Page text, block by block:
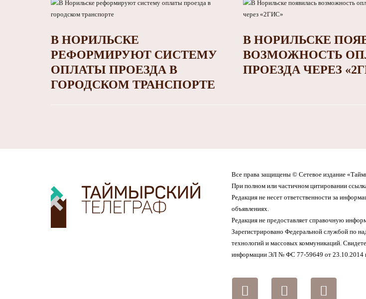
В НОРИЛЬСКЕ
РЕФОРМИРУЮТ СИСТЕМУ
ОПЛАТЫ ПРОЕЗДА В
ГОРОДСКОМ ТРАНСПОРТЕ
В НОРИЛЬСКЕ
ВОЗМОЖНОСТЬ
ПРОЕЗДА ЧЕРЕЗ
Все права защищены © Сетевое издание
При полном или частичном цитировании
Редакция не несет ответственности за
объявлениях.
Редакция не предоставляет справочную
Зарегистрировано Федеральной службой по
технологий и массовых коммуникаций.
информации ЭЛ № ФС 77-59649 от 23.10.2014